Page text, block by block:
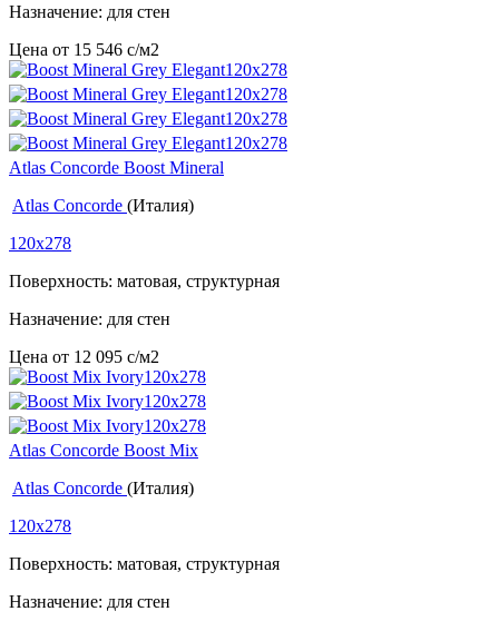
Назначение: для стен
Цена от 15 546 c/м2
Atlas Concorde Boost Mineral
Atlas Concorde (Италия)
120x278
Поверхность: матовая, структурная
Назначение: для стен
Цена от 12 095 c/м2
Atlas Concorde Boost Mix
Atlas Concorde (Италия)
120x278
Поверхность: матовая, структурная
Назначение: для стен